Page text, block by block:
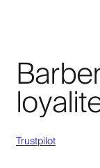
Trustpilot